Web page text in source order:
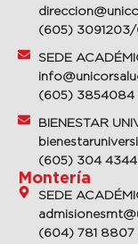
(605)
SEDE
(605) 3854084
BIENESTAR
(605) 304 4344
Montería
SEDE
(604) 781 8807